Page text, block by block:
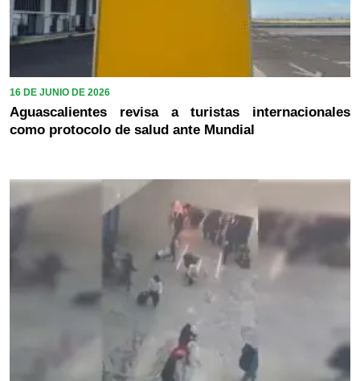
16 DE JUNIO DE 2026
Aguascalientes revisa a turistas internacionales
como protocolo de salud ante Mundial